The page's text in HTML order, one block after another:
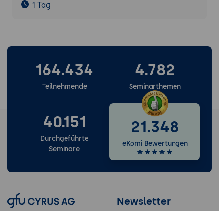
1 Tag
164.434
Teilnehmende
4.782
Seminarthemen
40.151
Durchgeführte
Seminare
21.348
eKomi Bewertungen
Newsletter